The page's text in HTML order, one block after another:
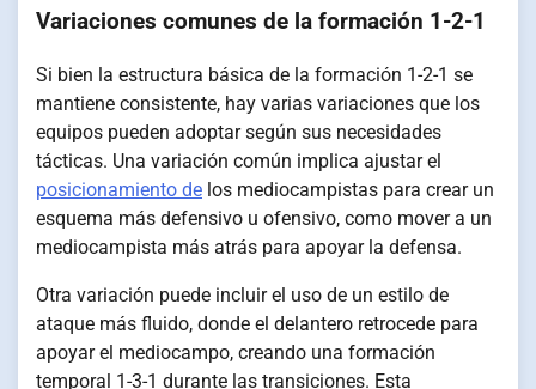
Variaciones comunes de la formación 1-2-1
Si bien la estructura básica de la formación 1-2-1 se
mantiene consistente, hay varias variaciones que los
equipos pueden adoptar según sus necesidades
tácticas. Una variación común implica ajustar el
posicionamiento de los mediocampistas para crear un
esquema más defensivo u ofensivo, como mover a un
mediocampista más atrás para apoyar la defensa.
Otra variación puede incluir el uso de un estilo de
ataque más fluido, donde el delantero retrocede para
apoyar el mediocampo, creando una formación
temporal 1-3-1 durante las transiciones. Esta